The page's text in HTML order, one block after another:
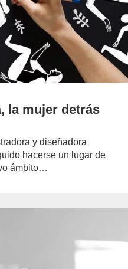
la mujer detrás
y diseñadora
hacerse un lugar de
ámbito…